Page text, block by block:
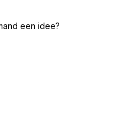
een idee?